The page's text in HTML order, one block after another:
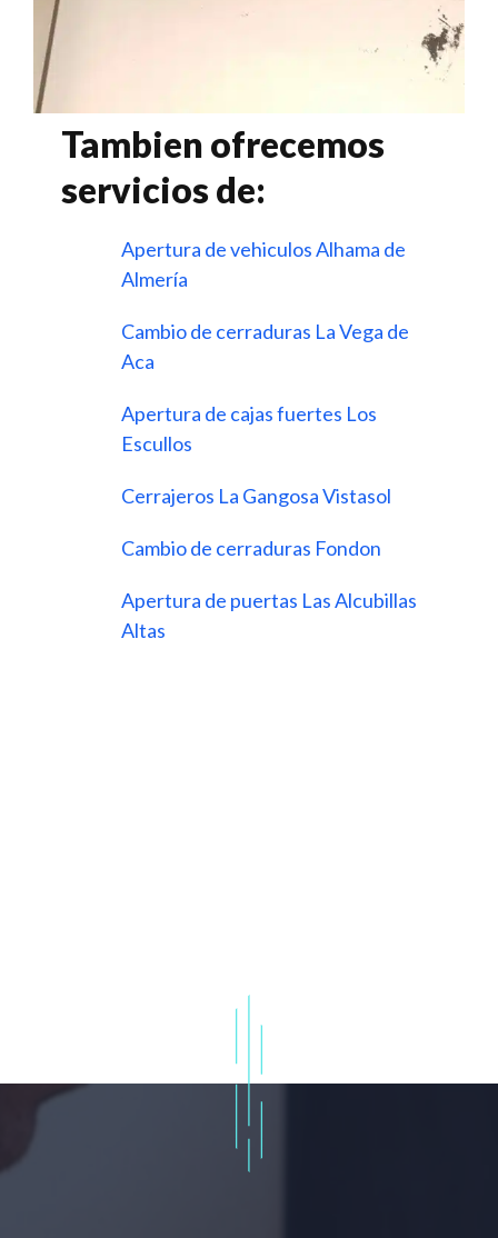
Tambien ofrecemos
servicios de:
Apertura de vehiculos Alhama de
Almería
Cambio de cerraduras La Vega de
Aca
Apertura de cajas fuertes Los
Escullos
Cerrajeros La Gangosa Vistasol
Cambio de cerraduras Fondon
Apertura de puertas Las Alcubillas
Altas